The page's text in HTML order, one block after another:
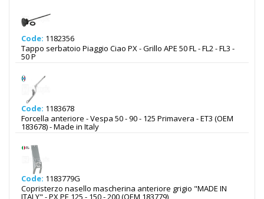
Code: 1182356
Tappo serbatoio Piaggio Ciao PX - Grillo APE 50 FL - FL2 - FL3 -
50 P
Code: 1183678
Forcella anteriore - Vespa 50 - 90 - 125 Primavera - ET3 (OEM
183678) - Made in Italy
Code: 1183779G
Copristerzo nasello mascherina anteriore grigio "MADE IN
ITALY" - PX PE 125 - 150 - 200 (OEM 183779)